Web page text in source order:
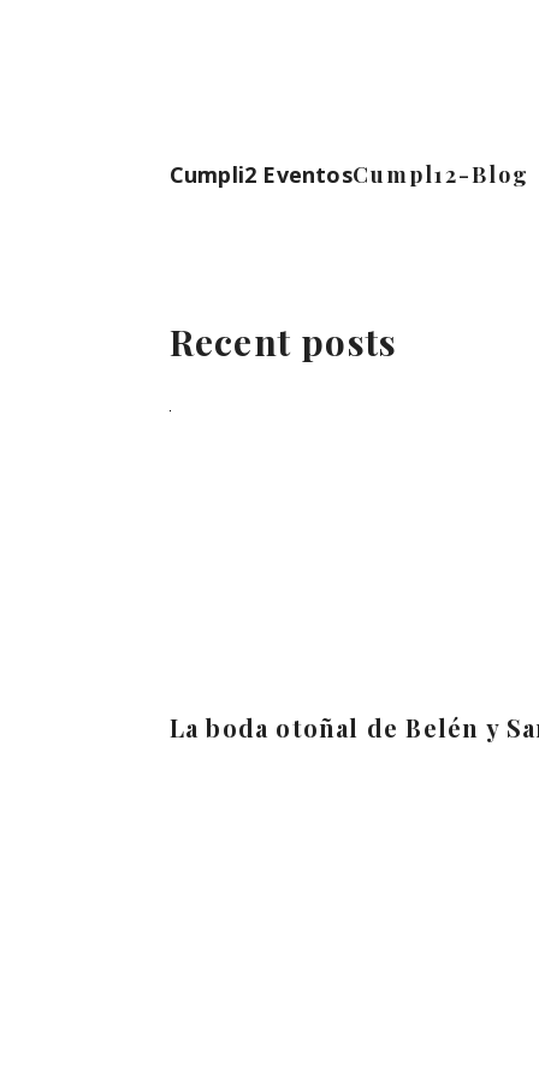
Cumpli2 EventosCumpl12-Blog
Recent posts
La boda otoñal de Belén y